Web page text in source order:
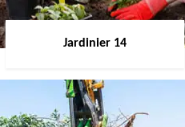
Jardinier 14